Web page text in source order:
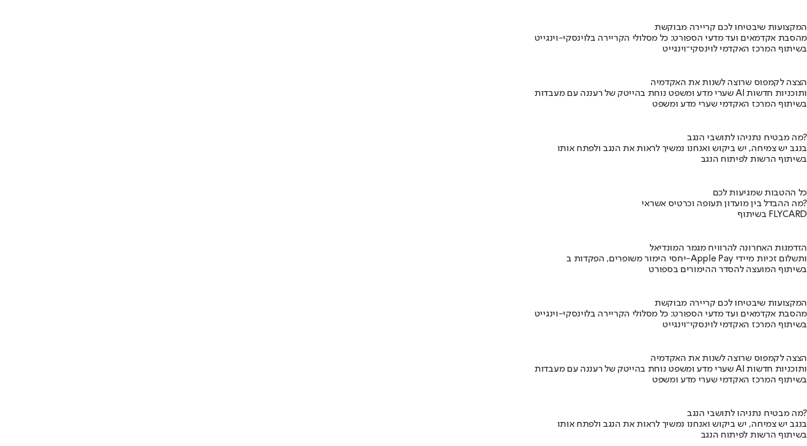
המקצועות שיבטיחו לכם קריירה מבוקשת
מהסבת אקדמאים ועד מדעי הספורט: כל מסלולי הקריירה בלוינסקי-וינגייט
בשיתוף המרכז האקדמי לוינסקי־וינגייט
הצצה לקמפוס שרוצה לשנות את האקדמיה
שערי מדע ומשפט נוחת בהייטק של רעננה עם מעבדות AI ותוכניות חדשות
בשיתוף המרכז האקדמי שערי מדע ומשפט
מה מבטיח נתניהו לתושבי הנגב?
בנגב יש צמיחה, יש ביקוש ואנחנו נמשיך לראות את הנגב ולפתח אותו
בשיתוף הרשות לפיתוח הנגב
כל ההטבות שמגיעות לכם
מה ההבדל בין מועדון תעופה וכרטיס אשראי?
בשיתוף FLYCARD
הזדמנות האחרונה להרוויח מגמר המונדיאל
יחסי הימור משופרים, הפקדות ב-Apple Pay ותשלום זכיות מיידי
בשיתוף המועצה להסדר ההימורים בספורט
המקצועות שיבטיחו לכם קריירה מבוקשת
מהסבת אקדמאים ועד מדעי הספורט: כל מסלולי הקריירה בלוינסקי-וינגייט
בשיתוף המרכז האקדמי לוינסקי־וינגייט
הצצה לקמפוס שרוצה לשנות את האקדמיה
שערי מדע ומשפט נוחת בהייטק של רעננה עם מעבדות AI ותוכניות חדשות
בשיתוף המרכז האקדמי שערי מדע ומשפט
מה מבטיח נתניהו לתושבי הנגב?
בנגב יש צמיחה, יש ביקוש ואנחנו נמשיך לראות את הנגב ולפתח אותו
בשיתוף הרשות לפיתוח הנגב